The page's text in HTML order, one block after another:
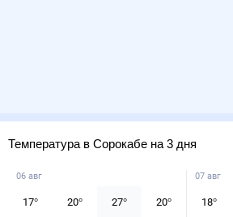
Температура в Сорокабе на 3 дня
06 авг
17° 20° 27° 20°
07 авг
18°